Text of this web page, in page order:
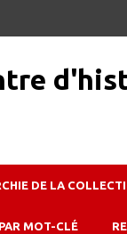
DE LA
MOT-CLÉ